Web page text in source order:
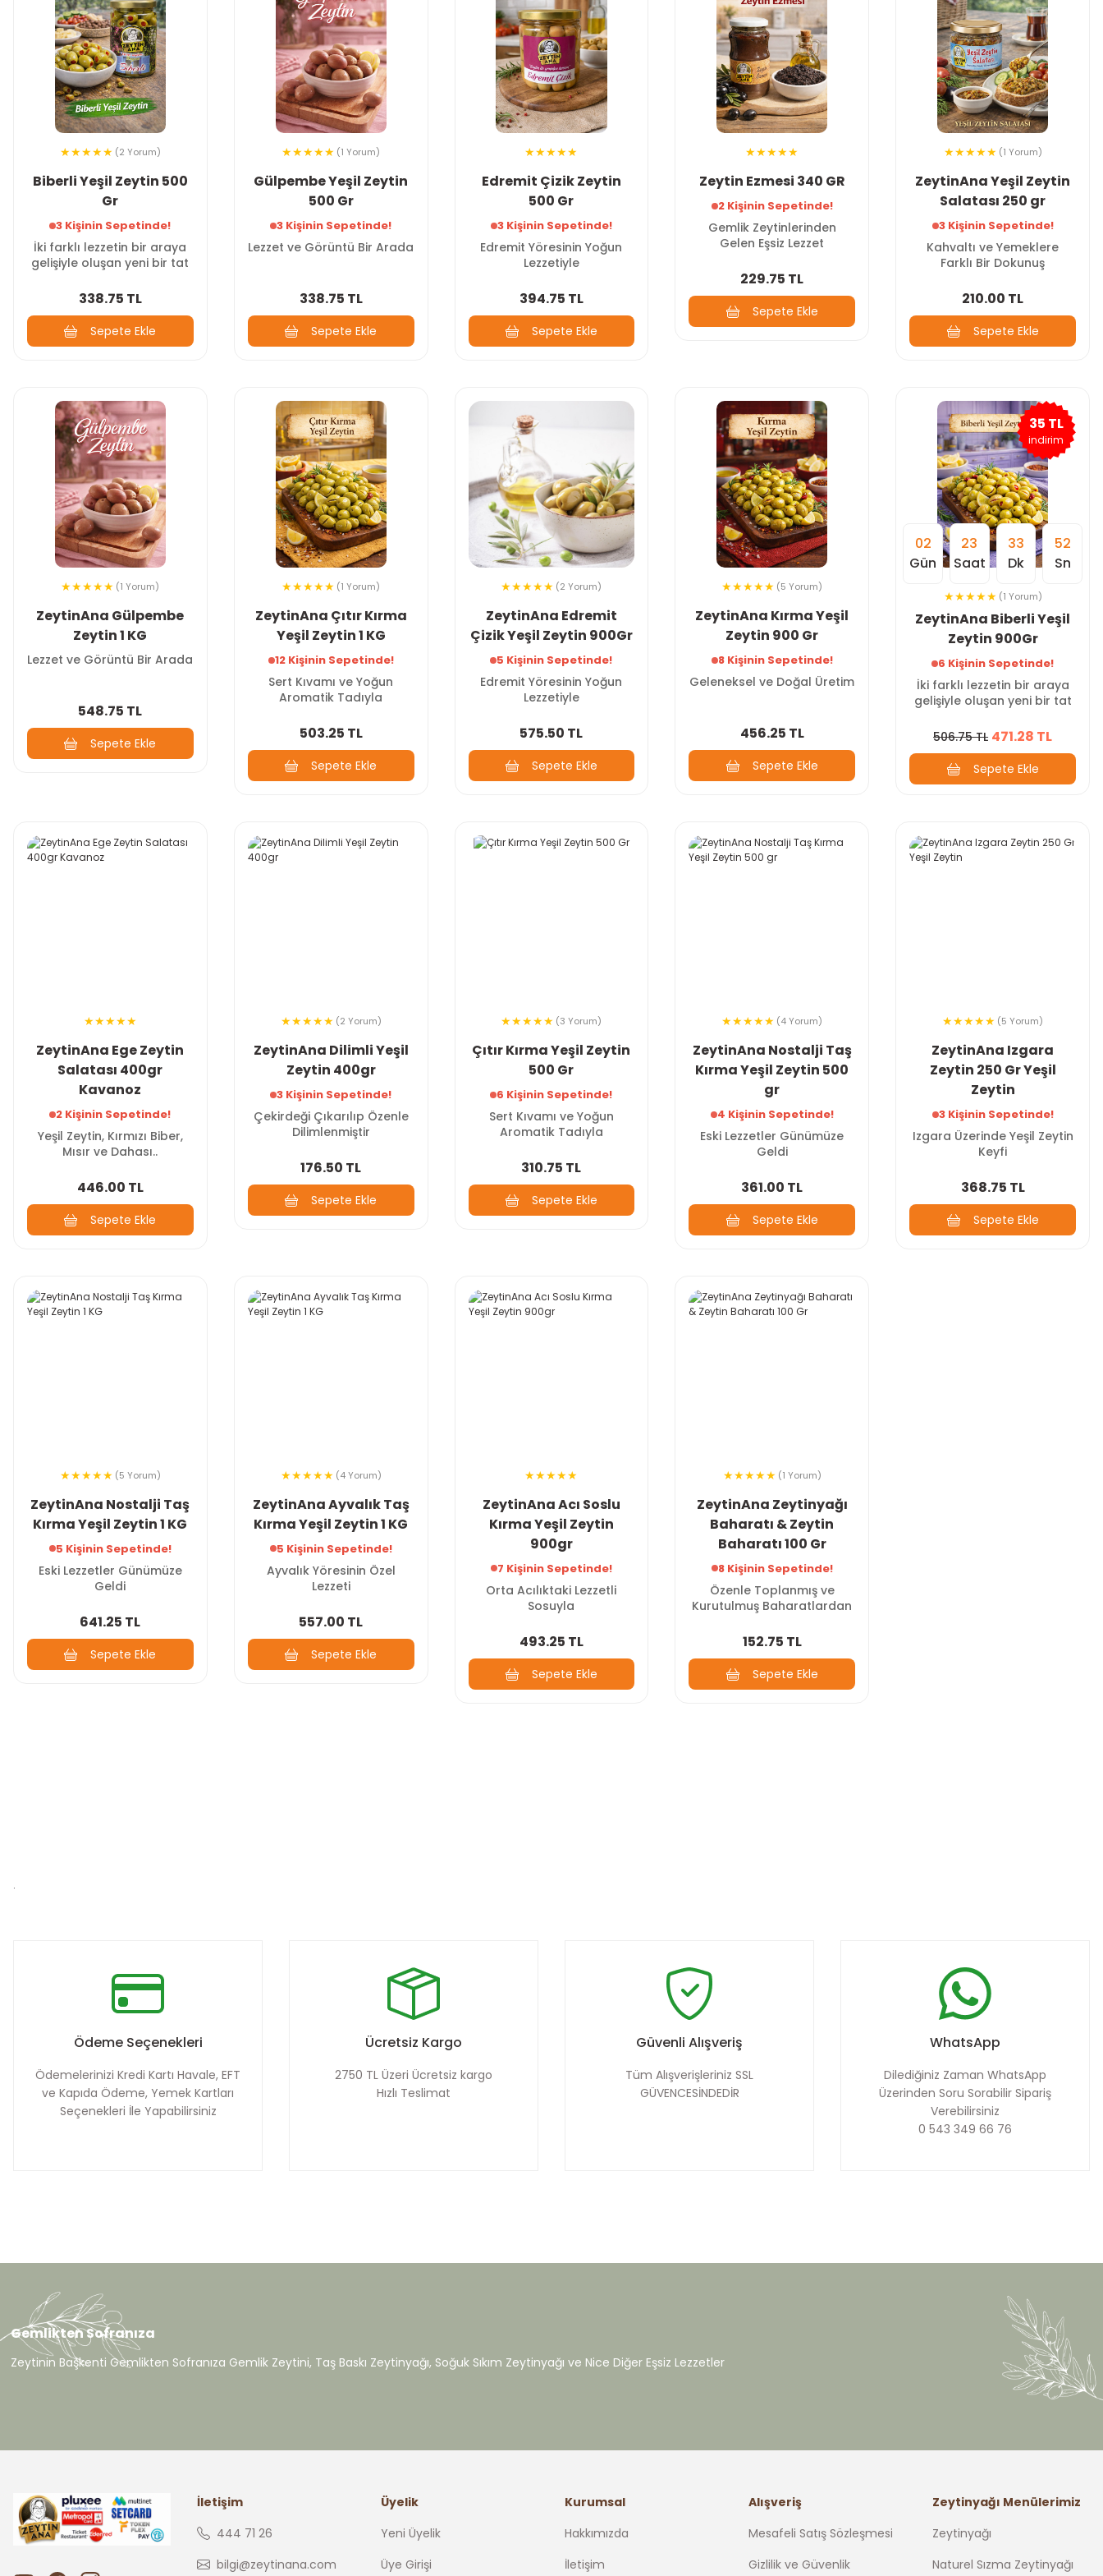
(2 Yorum)
Biberli Yeşil Zeytin 500
Gr
3 Kişinin Sepetinde!
İki farklı lezzetin bir araya
gelişiyle oluşan yeni bir tat
338.75 TL
Sepete Ekle
(1 Yorum)
Gülpembe Yeşil Zeytin
500 Gr
3 Kişinin Sepetinde!
Lezzet ve Görüntü Bir Arada
338.75 TL
Sepete Ekle
Edremit Çizik Zeytin
500 Gr
3 Kişinin Sepetinde!
Edremit Yöresinin Yoğun
Lezzetiyle
394.75 TL
Sepete Ekle
Zeytin Ezmesi 340 GR
2 Kişinin Sepetinde!
Gemlik Zeytinlerinden
Gelen Eşsiz Lezzet
229.75 TL
Sepete Ekle
(1 Yorum)
ZeytinAna Yeşil Zeytin
Salatası 250 gr
3 Kişinin Sepetinde!
Kahvaltı ve Yemeklere
Farklı Bir Dokunuş
210.00 TL
Sepete Ekle
(1 Yorum)
ZeytinAna Gülpembe
Zeytin 1 KG
Lezzet ve Görüntü Bir Arada
548.75 TL
Sepete Ekle
(1 Yorum)
ZeytinAna Çıtır Kırma
Yeşil Zeytin 1 KG
12 Kişinin Sepetinde!
Sert Kıvamı ve Yoğun
Aromatik Tadıyla
503.25 TL
Sepete Ekle
(2 Yorum)
ZeytinAna Edremit
Çizik Yeşil Zeytin 900Gr
5 Kişinin Sepetinde!
Edremit Yöresinin Yoğun
Lezzetiyle
575.50 TL
Sepete Ekle
(5 Yorum)
ZeytinAna Kırma Yeşil
Zeytin 900 Gr
8 Kişinin Sepetinde!
Geleneksel ve Doğal Üretim
456.25 TL
Sepete Ekle
35 TL
indirim
02
Gün
23
Saat
33
Dk
51
Sn
(1 Yorum)
ZeytinAna Biberli Yeşil
Zeytin 900Gr
6 Kişinin Sepetinde!
İki farklı lezzetin bir araya
gelişiyle oluşan yeni bir tat
506.75 TL 471.28 TL
Sepete Ekle
ZeytinAna Ege Zeytin
Salatası 400gr
Kavanoz
2 Kişinin Sepetinde!
Yeşil Zeytin, Kırmızı Biber,
Mısır ve Dahası..
446.00 TL
Sepete Ekle
(2 Yorum)
ZeytinAna Dilimli Yeşil
Zeytin 400gr
3 Kişinin Sepetinde!
Çekirdeği Çıkarılıp Özenle
Dilimlenmiştir
176.50 TL
Sepete Ekle
(3 Yorum)
Çıtır Kırma Yeşil Zeytin
500 Gr
6 Kişinin Sepetinde!
Sert Kıvamı ve Yoğun
Aromatik Tadıyla
310.75 TL
Sepete Ekle
(4 Yorum)
ZeytinAna Nostalji Taş
Kırma Yeşil Zeytin 500
gr
4 Kişinin Sepetinde!
Eski Lezzetler Günümüze
Geldi
361.00 TL
Sepete Ekle
(5 Yorum)
ZeytinAna Izgara
Zeytin 250 Gr Yeşil
Zeytin
3 Kişinin Sepetinde!
Izgara Üzerinde Yeşil Zeytin
Keyfi
368.75 TL
Sepete Ekle
(5 Yorum)
ZeytinAna Nostalji Taş
Kırma Yeşil Zeytin 1 KG
5 Kişinin Sepetinde!
Eski Lezzetler Günümüze
Geldi
641.25 TL
Sepete Ekle
(4 Yorum)
ZeytinAna Ayvalık Taş
Kırma Yeşil Zeytin 1 KG
5 Kişinin Sepetinde!
Ayvalık Yöresinin Özel
Lezzeti
557.00 TL
Sepete Ekle
ZeytinAna Acı Soslu
Kırma Yeşil Zeytin
900gr
7 Kişinin Sepetinde!
Orta Acılıktaki Lezzetli
Sosuyla
493.25 TL
Sepete Ekle
(1 Yorum)
ZeytinAna Zeytinyağı
Baharatı & Zeytin
Baharatı 100 Gr
8 Kişinin Sepetinde!
Özenle Toplanmış ve
Kurutulmuş Baharatlardan
152.75 TL
Sepete Ekle
.
Ödeme Seçenekleri
Ödemelerinizi Kredi Kartı Havale, EFT
ve Kapıda Ödeme, Yemek Kartları
Seçenekleri İle Yapabilirsiniz
Ücretsiz Kargo
2750 TL Üzeri Ücretsiz kargo
Hızlı Teslimat
Güvenli Alışveriş
Tüm Alışverişleriniz SSL
GÜVENCESİNDEDİR
WhatsApp
Dilediğiniz Zaman WhatsApp
Üzerinden Soru Sorabilir Sipariş
Verebilirsiniz
0 543 349 66 76
Gemlikten Sofranıza
Zeytinin Başkenti Gemlikten Sofranıza Gemlik Zeytini, Taş Baskı Zeytinyağı, Soğuk Sıkım Zeytinyağı ve Nice Diğer Eşsiz Lezzetler
İletişim
444 71 26
bilgi@zeytinana.com
Üyelik
Yeni Üyelik
Üye Girişi
Kurumsal
Hakkımızda
İletişim
Alışveriş
Mesafeli Satış Sözleşmesi
Gizlilik ve Güvenlik
Zeytinyağı Menülerimiz
Zeytinyağı
Naturel Sızma Zeytinyağı